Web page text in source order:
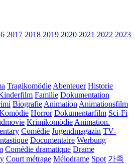
2017 2018 2019 2020 2021 2022 2023
Tragikomödie Abenteuer Historie
Familie Dokumentation
Biografie Animation Animationsfilm
Horror Dokumentarfilm Sci-Fi
Krimikomödie Animation.
Comédie Jugendmagazin TV-
Documentaire Werbung
Comédie dramatique Drame
Court métrage Mélodrame Spot 가족